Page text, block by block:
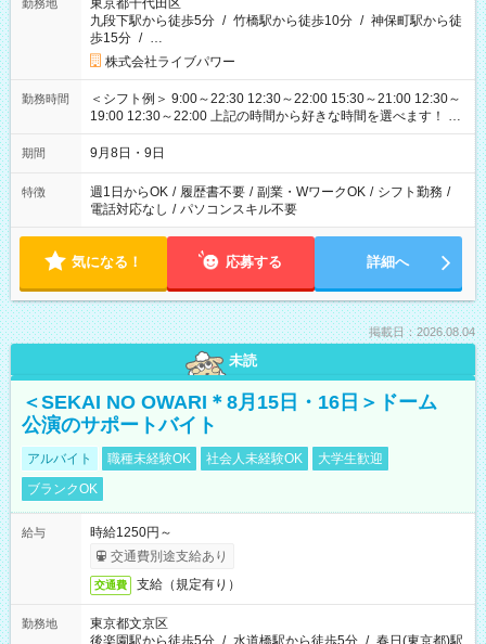
勤務地
東京都千代田区
九段下駅から徒歩5分 / 竹橋駅から徒歩10分 / 神保町駅から徒
歩15分 / …
株式会社ライブパワー
勤務時間
＜シフト例＞ 9:00～22:30 12:30～22:00 15:30～21:00 12:30～
19:00 12:30～22:00 上記の時間から好きな時間を選べます！ ※
時間は変更となる可能性があります
期間 9月8日・9日
特徴 週1日からOK / 履歴書不要 / 副業・WワークOK / シフト勤務 /
電話対応なし / パソコンスキル不要
気になる！ 応募する 詳細へ
掲載日：2026.08.04
未読
＜SEKAI NO OWARI＊8月15日・16日＞ドーム
公演のサポートバイト
アルバイト 職種未経験OK 社会人未経験OK
大学生歓迎
ブランクOK
給与
時給1250円～
交通費別途支給あり
交通費 支給（規定有り）
勤務地
東京都文京区
後楽園駅から徒歩5分 / 水道橋駅から徒歩5分 / 春日(東京都)駅